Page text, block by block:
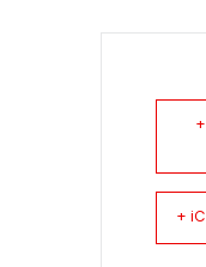
+